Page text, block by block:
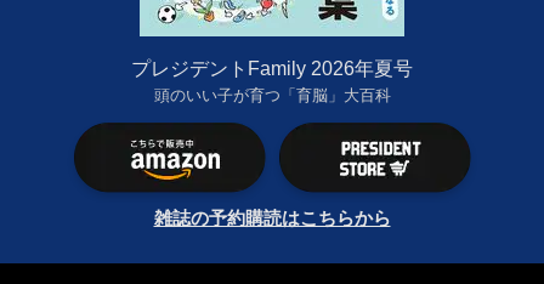
プレジデントFamily 2026年夏号
頭のいい子が育つ「育脳」大百科
雑誌の予約購読はこちらから